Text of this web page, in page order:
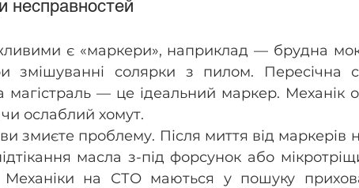
несправностей
є «маркери», наприклад — брудна
змішуванні солярки з пилом. Пересічна
магістраль — це ідеальний маркер. Механік
ослаблий хомут.
змиєте проблему. Після миття від маркерів
масла з-під форсунок або
Механіки на СТО маються у пошуку